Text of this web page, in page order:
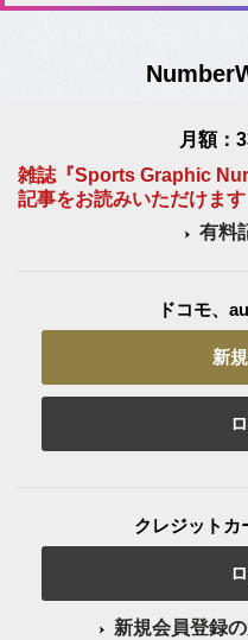
月額：
雑誌『Sports Graphic
記事をお読みいただけます
有料
ドコモ、
新
クレジット
新規会員登録